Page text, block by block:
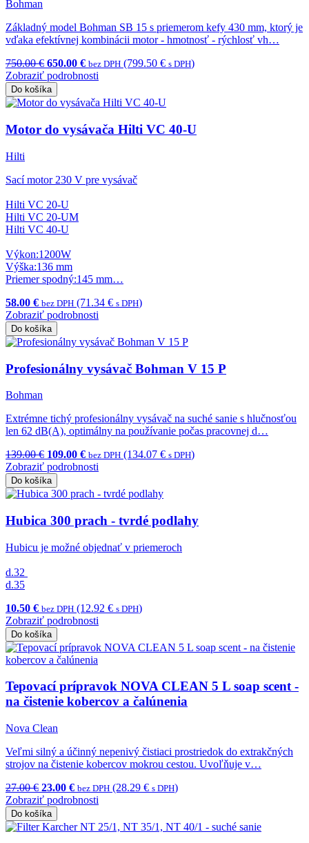
Bohman
Základný model Bohman SB 15 s priemerom kefy 430 mm, ktorý je
vďaka efektívnej kombinácii motor - hmotnosť - rýchlosť vh…
750.00 € 650.00 € bez DPH (799.50 € s DPH)
Zobraziť podrobnosti
Do košíka
Motor do vysávača Hilti VC 40-U
Hilti
Sací motor 230 V pre vysávač
Hilti VC 20-U
Hilti VC 20-UM
Hilti VC 40-U
Výkon:1200W
Výška:136 mm
Priemer spodný:145 mm…
58.00 € bez DPH (71.34 € s DPH)
Zobraziť podrobnosti
Do košíka
Profesionálny vysávač Bohman V 15 P
Bohman
Extrémne tichý profesionálny vysávač na suché sanie s hlučnosťou
len 62 dB(A), optimálny na používanie počas pracovnej d…
139.00 € 109.00 € bez DPH (134.07 € s DPH)
Zobraziť podrobnosti
Do košíka
Hubica 300 prach - tvrdé podlahy
Hubicu je možné objednať v priemeroch
d.32
d.35
10.50 € bez DPH (12.92 € s DPH)
Zobraziť podrobnosti
Do košíka
Tepovací prípravok NOVA CLEAN 5 L soap scent -
na čistenie kobercov a čalúnenia
Nova Clean
Veľmi silný a účinný nepenivý čistiaci prostriedok do extrakčných
strojov na čistenie kobercov mokrou cestou. Uvoľňuje v…
27.00 € 23.00 € bez DPH (28.29 € s DPH)
Zobraziť podrobnosti
Do košíka